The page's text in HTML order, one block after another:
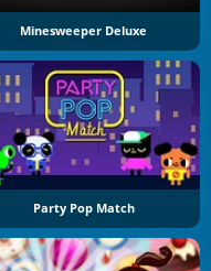
Minesweeper Deluxe
Party Pop Match